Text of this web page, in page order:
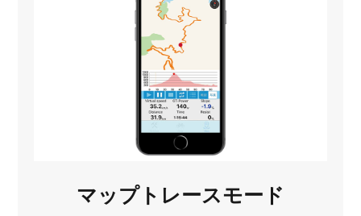
マップトレースモード